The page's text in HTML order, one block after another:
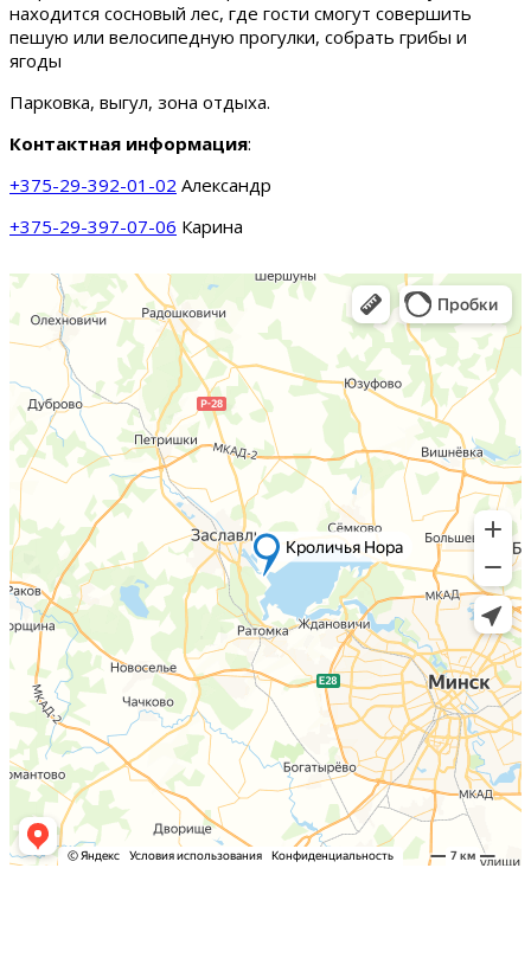
находится сосновый лес, где гости смогут совершить
пешую или велосипедную прогулки, собрать грибы и
ягоды
Парковка, выгул, зона отдыха.
Контактная информация:
+375-29-392-01-02 Александр
+375-29-397-07-06 Карина